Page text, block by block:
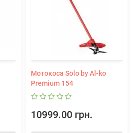
Мотокоса Solo by Al-ko
Premium 154
10999.00 грн.